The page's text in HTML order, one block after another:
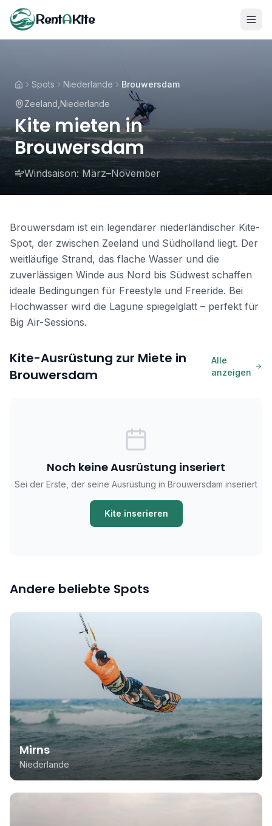
RentAKite
Spots Niederlande
Brouwersdam
Zeeland Niederlande
Kite mieten in
Brouwersdam
Windsaison: März–November
Brouwersdam ist ein legendärer niederländischer Kite-
Spot, der zwischen Zeeland und Südholland liegt. Der
weitläufige Strand, das flache Wasser und die
zuverlässigen Winde aus Nord bis Südwest schaffen
ideale Bedingungen für Freestyle und Freeride. Bei
Hochwasser wird die Lagune spiegelglatt – perfekt für
Big Air-Sessions.
Kite-Ausrüstung zur Miete in
Brouwersdam
Alle
anzeigen
Noch keine Ausrüstung inseriert
Sei der Erste, der seine Ausrüstung in Brouwersdam inseriert
Kite inserieren
Andere beliebte Spots
Mirns
Niederlande